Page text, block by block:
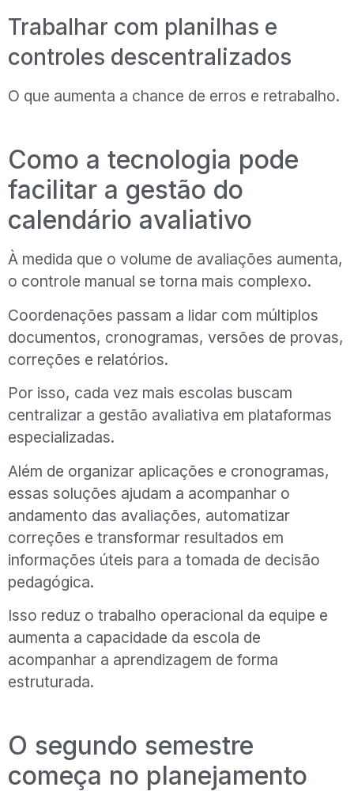
Trabalhar com planilhas e
controles descentralizados
O que aumenta a chance de erros e retrabalho.
Como a tecnologia pode
facilitar a gestão do
calendário avaliativo
À medida que o volume de avaliações aumenta,
o controle manual se torna mais complexo.
Coordenações passam a lidar com múltiplos
documentos, cronogramas, versões de provas,
correções e relatórios.
Por isso, cada vez mais escolas buscam
centralizar a gestão avaliativa em plataformas
especializadas.
Além de organizar aplicações e cronogramas,
essas soluções ajudam a acompanhar o
andamento das avaliações, automatizar
correções e transformar resultados em
informações úteis para a tomada de decisão
pedagógica.
Isso reduz o trabalho operacional da equipe e
aumenta a capacidade da escola de
acompanhar a aprendizagem de forma
estruturada.
O segundo semestre
começa no planejamento